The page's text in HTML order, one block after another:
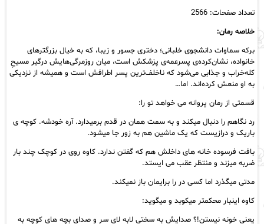
عدد
تعداد صفحات: 2566
خلاصه رمان:
برکه سماوات دانشجوی خلبانی؛ دختری جسور و زیبا، که به خیال بزرگترهای
خانواده، نشان‌کرده‌ی پسرعمه‌ی پزشکش است، میان روزمرگی‌هایش درگیر مسیحِ
کله‌خراب و جذابی می‌شود که ناخلف‌ترین پسر اطرافش است و همیشه از نزدیکی
به او منعش کرده‌اند. اما…
قسمتی از رمان پروانه می خواهد تو را:
رد نگاهم را دنبال میکند و به سمت همان در قدم برمیدارد. آره خودشه. کوچه ی
باریک و درازیست که یک ماشین هم به زور جا میشود.
بافت فرسوده خانه های داخلش هم که گفتن ندارد. کاوه روی در کوچک چند بار
ضربه میزند و منتظر عقب می ایستد.
مدتی میگذرد اما کسی در را برایمان باز نمیکند.
کاوه اینبار محکمتر میکوبد و میگوید:
یعنی خونه نیستن!؟ صدایش به سختی لابه لای سر و صدای بچه های کوچه به